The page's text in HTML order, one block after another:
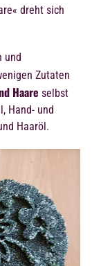
dreht sich
und
Zutaten
Haare selbst
Hand- und
Haaröl.